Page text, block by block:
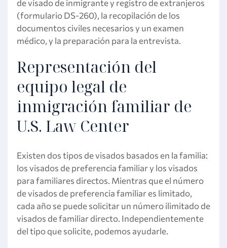
de visado de inmigrante y registro de extranjeros
(formulario DS-260), la recopilación de los
documentos civiles necesarios y un examen
médico, y la preparación para la entrevista.
Representación del
equipo legal de
inmigración familiar de
U.S. Law Center
Existen dos tipos de visados basados en la familia:
los visados de preferencia familiar y los visados
para familiares directos. Mientras que el número
de visados de preferencia familiar es limitado,
cada año se puede solicitar un número ilimitado de
visados de familiar directo. Independientemente
del tipo que solicite, podemos ayudarle.